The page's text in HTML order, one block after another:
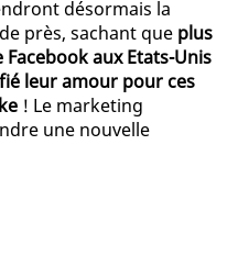
désormais la
près, sachant que plus
aux Etats-Unis
leur amour pour ces
! Le marketing
une nouvelle